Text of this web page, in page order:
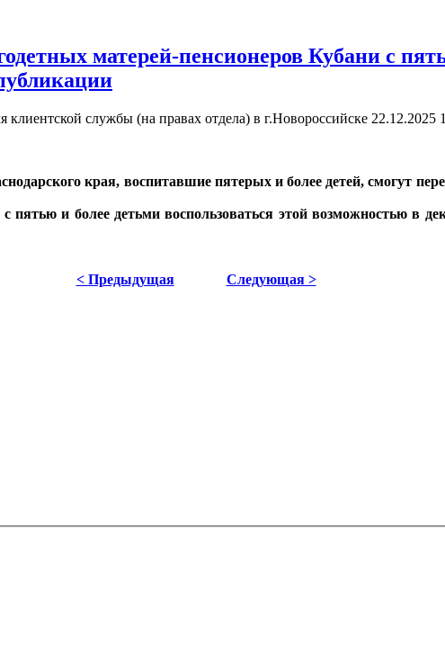
матерей-пенсионеров Кубани с
службы (на правах отдела) в г.Новороссийске 22.12.2025
края, воспитавшие пятерых и более детей, смогут
и более детьми воспользоваться этой возможностью в
< Предыдущая Следующая >